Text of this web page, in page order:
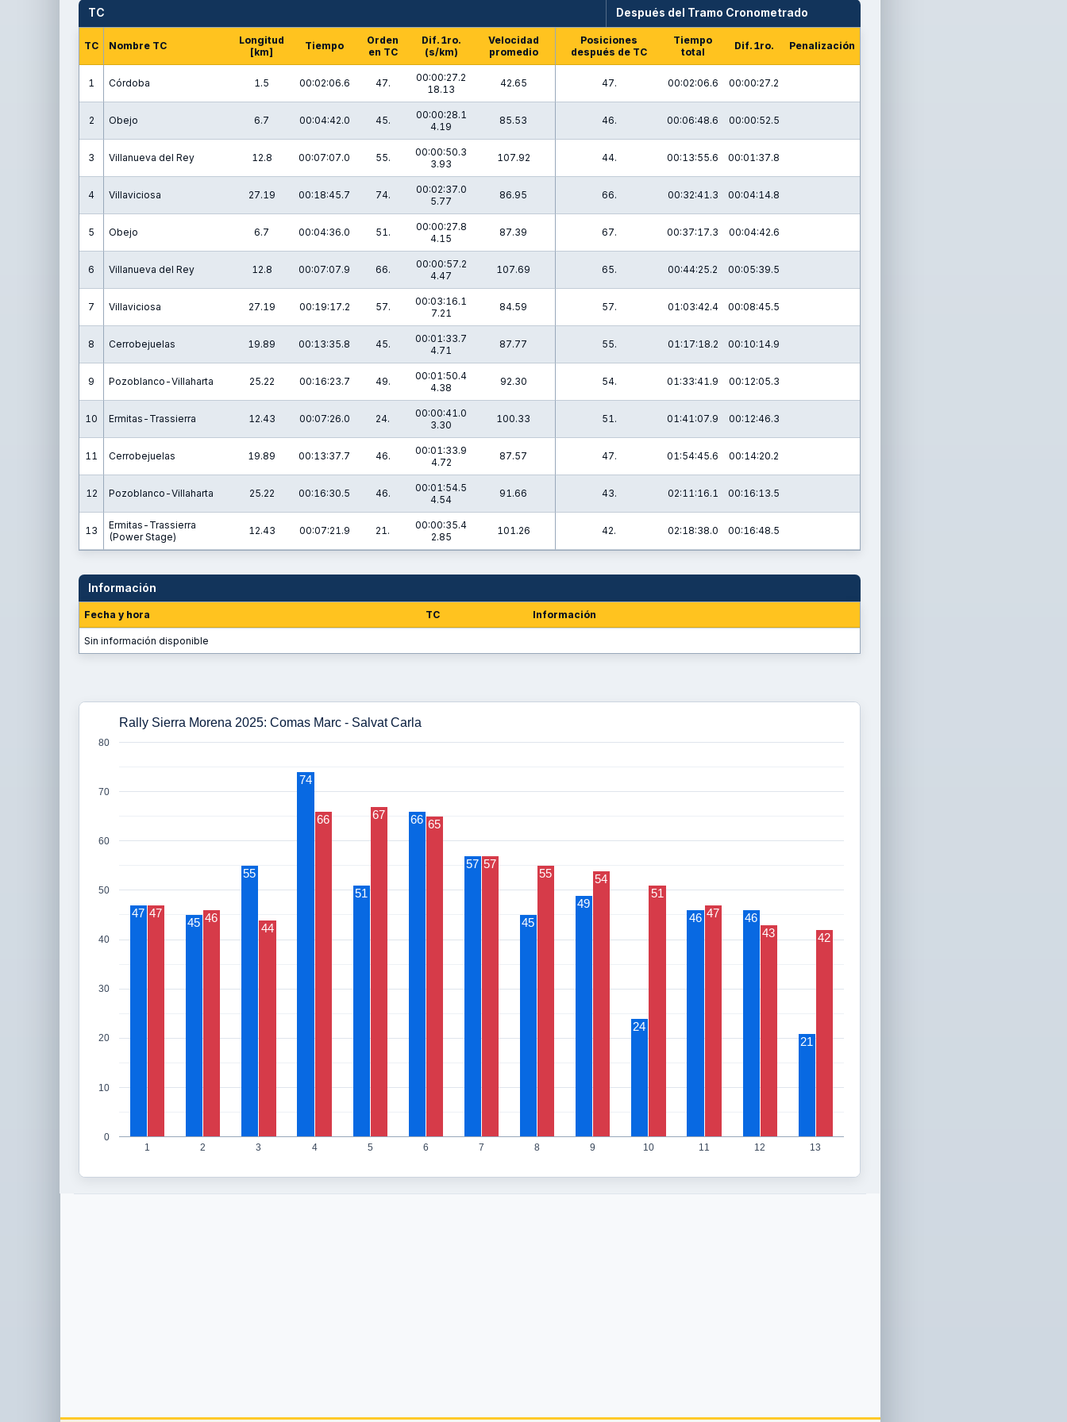
TC Después del Tramo Cronometrado
TC Nombre TC
Longitud
[km]
Tiempo
Orden
en TC
Dif. 1ro.
(s/km)
Velocidad
promedio
Posiciones
después de TC
Tiempo
total
Dif. 1ro. Penalización
1 Córdoba 1.5 00:02:06.6 47.
00:00:27.2
18.13
42.65 47. 00:02:06.6 00:00:27.2
2 Obejo 6.7 00:04:42.0 45.
00:00:28.1
4.19
85.53 46. 00:06:48.6 00:00:52.5
3 Villanueva del Rey 12.8 00:07:07.0 55.
00:00:50.3
3.93
107.92 44. 00:13:55.6 00:01:37.8
4 Villaviciosa 27.19 00:18:45.7 74.
00:02:37.0
5.77
86.95 66. 00:32:41.3 00:04:14.8
5 Obejo 6.7 00:04:36.0 51.
00:00:27.8
4.15
87.39 67. 00:37:17.3 00:04:42.6
6 Villanueva del Rey 12.8 00:07:07.9 66.
00:00:57.2
4.47
107.69 65. 00:44:25.2 00:05:39.5
7 Villaviciosa 27.19 00:19:17.2 57.
00:03:16.1
7.21
84.59 57. 01:03:42.4 00:08:45.5
8 Cerrobejuelas 19.89 00:13:35.8 45.
00:01:33.7
4.71
87.77 55. 01:17:18.2 00:10:14.9
9 Pozoblanco-Villaharta 25.22 00:16:23.7 49.
00:01:50.4
4.38
92.30 54. 01:33:41.9 00:12:05.3
10 Ermitas-Trassierra 12.43 00:07:26.0 24.
00:00:41.0
3.30
100.33 51. 01:41:07.9 00:12:46.3
11 Cerrobejuelas 19.89 00:13:37.7 46.
00:01:33.9
4.72
87.57 47. 01:54:45.6 00:14:20.2
12 Pozoblanco-Villaharta 25.22 00:16:30.5 46.
00:01:54.5
4.54
91.66 43. 02:11:16.1 00:16:13.5
13
Ermitas-Trassierra
(Power Stage)
12.43 00:07:21.9 21.
00:00:35.4
2.85
101.26 42. 02:18:38.0 00:16:48.5
Información
Fecha y hora TC Información
Sin información disponible
Rally Sierra Morena 2025: Comas Marc - Salvat Carla
1 2 3 4 5 6 7 8 9 10 11 12 13
0
10
20
30
40
50
60
70
80
47
45
55
74
51
66
57
45
49
24
46 46
21
47 46
44
66 67
65
57
55
54
51
47
43
42